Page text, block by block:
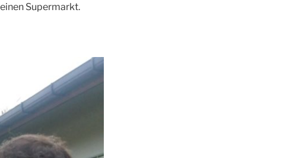
Supermarkt.